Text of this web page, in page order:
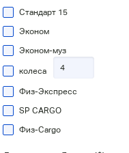
Стандарт 15
Эконом
Эконом-муз
колеса
Физ-Экспресс
SP CARGO
Физ-Сargo